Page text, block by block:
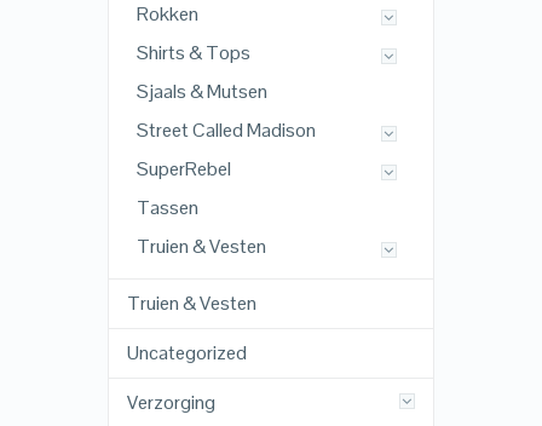
Rokken
Shirts & Tops
Sjaals & Mutsen
Street Called Madison
SuperRebel
Tassen
Truien & Vesten
Truien & Vesten
Uncategorized
Verzorging